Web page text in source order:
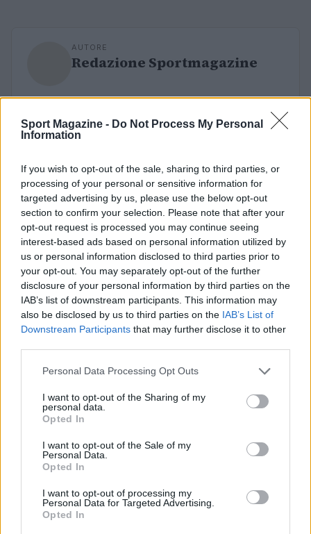
Sport Magazine - Do Not Process My Personal
Information
If you wish to opt-out of the sale, sharing to third parties, or
processing of your personal or sensitive information for
targeted advertising by us, please use the below opt-out
section to confirm your selection. Please note that after your
opt-out request is processed you may continue seeing
interest-based ads based on personal information utilized by
us or personal information disclosed to third parties prior to
your opt-out. You may separately opt-out of the further
disclosure of your personal information by third parties on the
IAB’s list of downstream participants. This information may
also be disclosed by us to third parties on the IAB’s List of
Downstream Participants that may further disclose it to other
Please note that this website/app uses one or more Google
not limited to your visit or usage behaviour. You may click to
grant or deny consent to Google and its third-party tags to
use your data for below specified purposes in below Google
consent section.
Personal Data Processing Opt Outs
I want to opt-out of the Sharing of my
personal data.
Opted In
I want to opt-out of the Sale of my
Personal Data.
Opted In
I want to opt-out of processing my
Personal Data for Targeted Advertising.
Opted In
AUTORE
Redazione Sportmagazine
Continua a leggere
TENNIS